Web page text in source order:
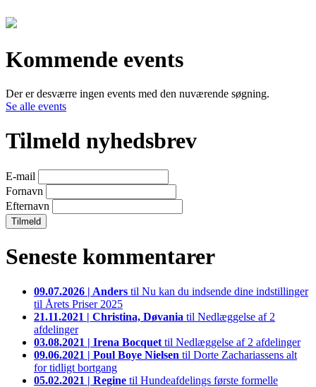
Kommende events
Der er desværre ingen events med den nuværende søgning.
Se alle events
Tilmeld nyhedsbrev
E-mail
Fornavn
Efternavn
Seneste kommentarer
09.07.2026 | Anders til Nu kan du indsende dine indstillinger
til Årets Priser 2025
21.11.2021 | Christina, Døvania til Nedlæggelse af 2
afdelinger
03.08.2021 | Irena Bocquet til Nedlæggelse af 2 afdelinger
09.06.2021 | Poul Boye Nielsen til Dorte Zachariassens alt
for tidligt bortgang
05.02.2021 | Regine til Hundeafdelings første formelle